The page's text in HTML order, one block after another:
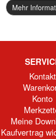
Mehr
Kontakt
Konto
Meine
Kaufvertrag